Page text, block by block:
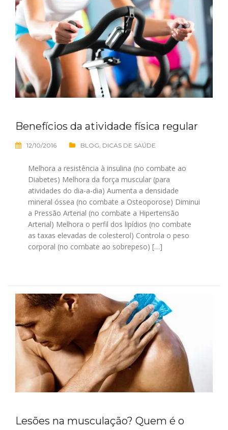
Benefícios da atividade física regular
12/10/2016 BLOG DICAS DE SAÚDE
Melhora a resistência à insulina (no combate ao
Diabetes) Melhora da força muscular (para
atividades do dia-a-dia) Aumenta a densidade
mineral óssea (no combate a Osteoporose) Diminui
a Pressão Arterial (no combate a Hipertensão
Arterial) Melhora o perfil dos lipídios (no combate
as taxas elevadas de colesterol) Controla o peso
corporal (no combate ao sobrepeso) […]
Lesões na musculação? Quem é o